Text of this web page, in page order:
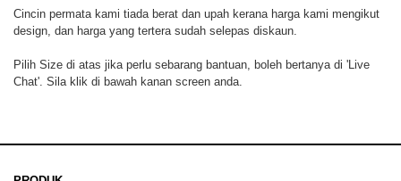
Cincin permata kami tiada berat dan upah kerana harga kami mengikut
design, dan harga yang tertera sudah selepas diskaun.
Pilih Size di atas jika perlu sebarang bantuan, boleh bertanya di 'Live
Chat'. Sila klik di bawah kanan screen anda.